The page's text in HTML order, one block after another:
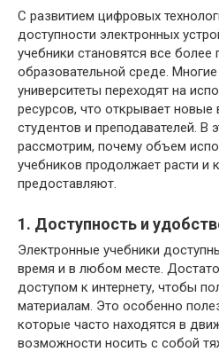
С развитием цифровых
доступности электронных
учебники становятся все более
образовательной среде.
университеты переходят на
ресурсов, что открывает
студентов и преподавателей. В
рассмотрим, почему объем
учебников продолжает расти и
предоставляют.
1. Доступность и
Электронные учебники
время и в любом месте.
доступом к интернету, чтобы
материалам. Это особенно
которые часто находятся в
возможности носить с собой